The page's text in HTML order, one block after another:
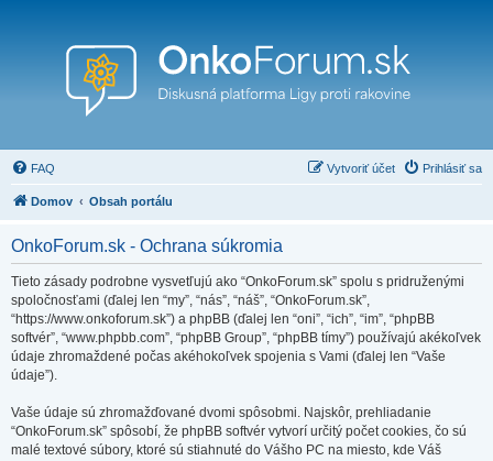
FAQ Prihlásiť sa
Vytvoriť účet
Domov Obsah portálu
OnkoForum.sk - Ochrana súkromia
Tieto zásady podrobne vysvetľujú ako “OnkoForum.sk” spolu s pridruženými
spoločnosťami (ďalej len “my”, “nás”, “náš”, “OnkoForum.sk”,
“https://www.onkoforum.sk”) a phpBB (ďalej len “oni”, “ich”, “im”, “phpBB
softvér”, “www.phpbb.com”, “phpBB Group”, “phpBB tímy”) používajú akékoľvek
údaje zhromaždené počas akéhokoľvek spojenia s Vami (ďalej len “Vaše
údaje”).
Vaše údaje sú zhromažďované dvomi spôsobmi. Najskôr, prehliadanie
“OnkoForum.sk” spôsobí, že phpBB softvér vytvorí určitý počet cookies, čo sú
malé textové súbory, ktoré sú stiahnuté do Vášho PC na miesto, kde Váš